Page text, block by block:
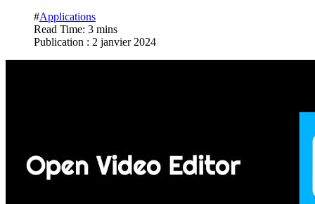
#Applications
Read Time: 3 mins
Publication : 2 janvier 2024